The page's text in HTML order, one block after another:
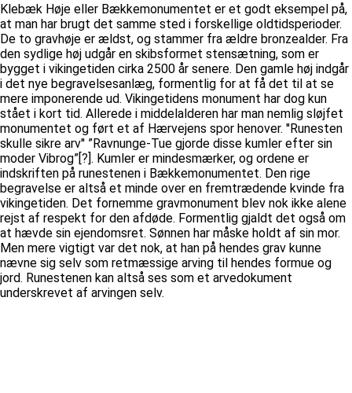
Klebæk Høje eller Bækkemonumentet er et godt eksempel på,
at man har brugt det samme sted i forskellige oldtidsperioder.
De to gravhøje er ældst, og stammer fra ældre bronzealder. Fra
den sydlige høj udgår en skibsformet stensætning, som er
bygget i vikingetiden cirka 2500 år senere. Den gamle høj indgår
i det nye begravelsesanlæg, formentlig for at få det til at se
mere imponerende ud. Vikingetidens monument har dog kun
stået i kort tid. Allerede i middelalderen har man nemlig sløjfet
monumentet og ført et af Hærvejens spor henover. ''Runesten
skulle sikre arv'' ”Ravnunge-Tue gjorde disse kumler efter sin
moder Vibrog”[?]. Kumler er mindesmærker, og ordene er
indskriften på runestenen i Bækkemonumentet. Den rige
begravelse er altså et minde over en fremtrædende kvinde fra
vikingetiden. Det fornemme gravmonument blev nok ikke alene
rejst af respekt for den afdøde. Formentlig gjaldt det også om
at hævde sin ejendomsret. Sønnen har måske holdt af sin mor.
Men mere vigtigt var det nok, at han på hendes grav kunne
nævne sig selv som retmæssige arving til hendes formue og
jord. Runestenen kan altså ses som et arvedokument
underskrevet af arvingen selv.